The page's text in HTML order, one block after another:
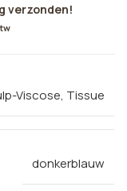
verzonden!
Viscose, Tissue
donkerblauw